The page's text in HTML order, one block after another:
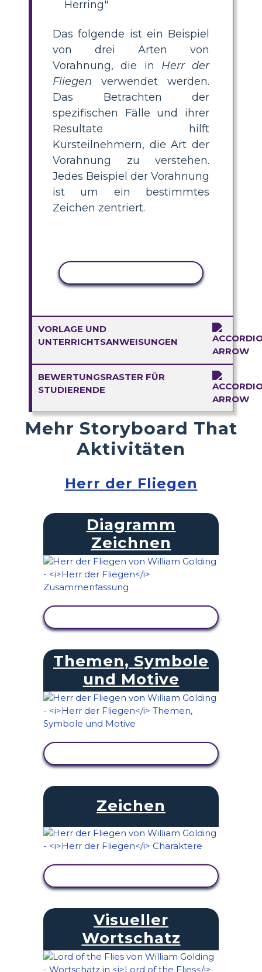
Herring"
Das folgende ist ein Beispiel
von drei Arten von
Vorahnung, die in Herr der
Fliegen verwendet werden.
Das Betrachten der
spezifischen Fälle und ihrer
Resultate hilft
Kursteilnehmern, die Art der
Vorahnung zu verstehen.
Jedes Beispiel der Vorahnung
ist um ein bestimmtes
Zeichen zentriert.
VORLAGE UND
UNTERRICHTSANWEISUNGEN
BEWERTUNGSRASTER FÜR
STUDIERENDE
Mehr Storyboard That
Aktivitäten
Herr der Fliegen
Diagramm
Zeichnen
Themen, Symbole
und Motive
Zeichen
Visueller
Wortschatz